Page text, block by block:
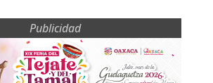
Publicidad